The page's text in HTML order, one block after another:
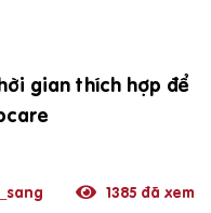
gian thích hợp để
1385 đã xem